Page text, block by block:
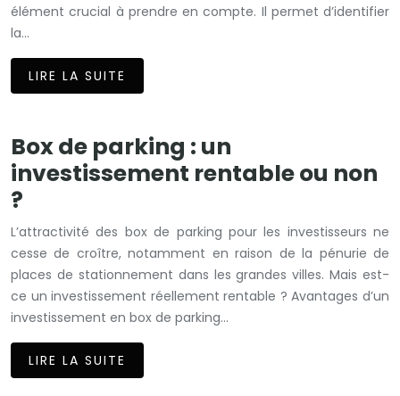
élément crucial à prendre en compte. Il permet d’identifier
la…
LIRE LA SUITE
Box de parking : un
investissement rentable ou non
?
L’attractivité des box de parking pour les investisseurs ne
cesse de croître, notamment en raison de la pénurie de
places de stationnement dans les grandes villes. Mais est-
ce un investissement réellement rentable ? Avantages d’un
investissement en box de parking…
LIRE LA SUITE